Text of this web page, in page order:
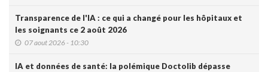
Transparence de l'IA : ce qui a changé pour les hôpitaux et
les soignants ce 2 août 2026
07 aout 2026 - 10:30
IA et données de santé: la polémique Doctolib dépasse